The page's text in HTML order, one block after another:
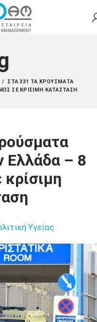
/
ΣΤΑ 331 ΤΑ ΚΡΟΎΣΜΑΤΑ
ΣΕ ΚΡΊΣΙΜΗ ΚΑΤΆΣΤΑΣΗ
Ελλάδα – 8
κρίσιμη
Υγείας